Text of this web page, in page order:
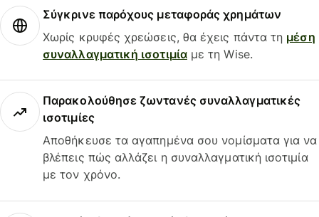
Σύγκρινε παρόχους μεταφοράς χρημάτων
Χωρίς κρυφές χρεώσεις, θα έχεις πάντα τη μέση
συναλλαγματική ισοτιμίαμε τη Wise.
Παρακολούθησε ζωντανές συναλλαγματικές
ισοτιμίες
Αποθήκευσε τα αγαπημένα σου νομίσματα για να
βλέπεις πώς αλλάζει η συναλλαγματική ισοτιμία
με τον χρόνο.